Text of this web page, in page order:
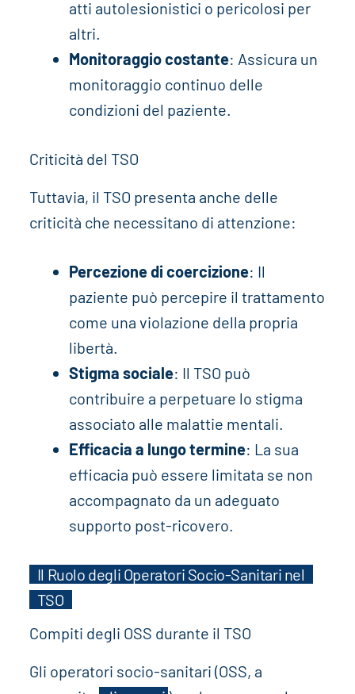
atti autolesionistici o pericolosi per
altri.
Monitoraggio costante: Assicura un
monitoraggio continuo delle
condizioni del paziente.
Criticità del TSO
Tuttavia, il TSO presenta anche delle
criticità che necessitano di attenzione:
Percezione di coercizione: Il
paziente può percepire il trattamento
come una violazione della propria
libertà.
Stigma sociale: Il TSO può
contribuire a perpetuare lo stigma
associato alle malattie mentali.
Efficacia a lungo termine: La sua
efficacia può essere limitata se non
accompagnato da un adeguato
supporto post-ricovero.
Il Ruolo degli Operatori Socio-Sanitari nel
TSO
Compiti degli OSS durante il TSO
Gli operatori socio-sanitari (OSS, a